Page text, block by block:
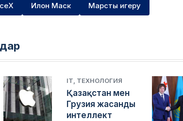
Илон Маск Марсты игеру
IT, ТЕХНОЛОГИЯ
Қазақстан мен
Грузия жасанды
интеллект